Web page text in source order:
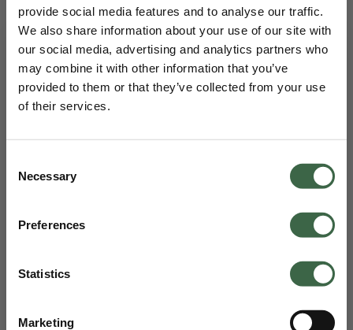
provide social media features and to analyse our traffic.
We also share information about your use of our site with
our social media, advertising and analytics partners who
may combine it with other information that you’ve
provided to them or that they’ve collected from your use
of their services.
Selection
Necessary
Preferences
Statistics
Marketing
Julie Straight True Indigo
139,95 €69,98 €
Mia Gilet
99,95 €49,98 €
139,95 € 69,98 €
HERRENKLEIDUNG INTERESSIERT?